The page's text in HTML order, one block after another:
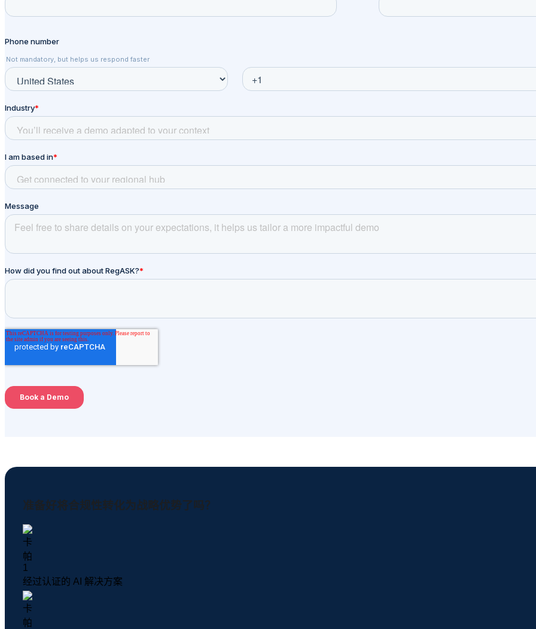
准备好将合规性转化为战略优势了吗？
经过认证的 AI 解决方案